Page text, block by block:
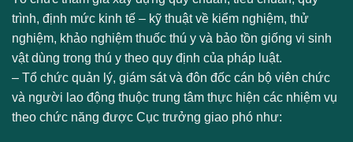
trình, định mức kinh tế – kỹ thuật về kiểm nghiệm, thử
nghiệm, khảo nghiệm thuốc thú y và bảo tồn giống vi sinh
vật dùng trong thú y theo quy định của pháp luật.
– Tổ chức quản lý, giám sát và đôn đốc cán bộ viên chức
và người lao động thuộc trung tâm thực hiện các nhiệm vụ
theo chức năng được Cục trưởng giao phó như: